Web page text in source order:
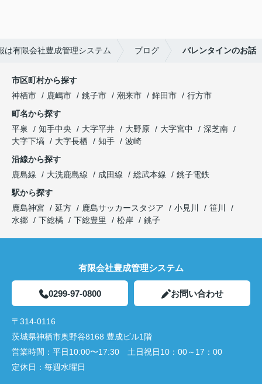
は有限会社豊成管理システム ブログ バレンタインのお話
市区町村から探す
神栖市
鹿嶋市 銚子市 潮来市 鉾田市
行方市
町名から探す
平泉
知手中央 大字平井 大野原 大字宮中
深芝南
大字下塙
大字長栖 知手
波崎
沿線から探す
鹿島線
大洗鹿島線 成田線 総武本線
銚子電鉄
駅から探す
鹿島神宮
延方 鹿島サッカースタジア 小見川
笹川
水郷
下総橘 下総豊里 松岸 銚子
有限会社豊成管理システム
0299-97-0800 お問い合わせ
〒314-0116
茨城県神栖市奥野谷8168 豊成ビル1階
営業時間： 平日10:00〜17:30 土日祝日10：00～17：00
定休日： 毎週水曜日